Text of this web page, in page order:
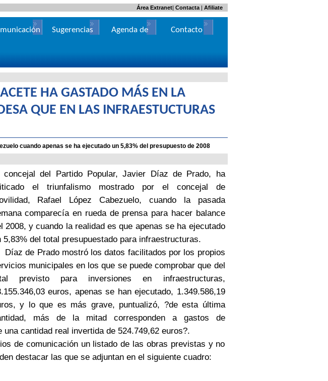
HA GASTADO MÁS EN LA
QUE EN LAS INFRAESTUCTURAS
cuando apenas se ha ejecutado un 5,83% del presupuesto de 2008
concejal del Partido Popular, Javier Díaz de Prado, ha
el triunfalismo mostrado por el concejal de
Rafael López Cabezuelo, cuando la pasada
comparecía en rueda de prensa para hacer balance
2008, y cuando la realidad es que apenas se ha ejecutado
5,83% del total presupuestado para infraestructuras.
de Prado mostró los datos facilitados por los propios
municipales en los que se puede comprobar que del
previsto para inversiones en infraestructuras,
euros, apenas se han ejecutado, 1.349.586,19
y lo que es más grave, puntualizó, ?de esta última
más de la mitad corresponden a gastos de
cantidad real invertida de 524.749,62 euros?.
de comunicación un listado de las obras previstas y no
destacar las que se adjuntan en el siguiente cuadro:
| Contacta| Afiliate
Área Extranet
Sugerencias
Agenda de
Contacto